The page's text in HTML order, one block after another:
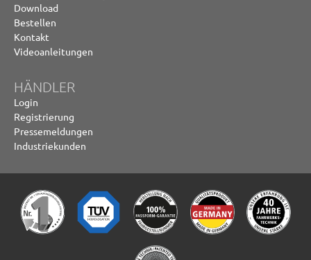
Download
Bestellen
Kontakt
Videoanleitungen
HÄNDLER
Login
Registrierung
Pressemeldungen
Industriekunden